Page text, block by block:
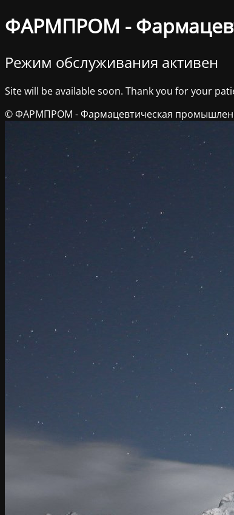
ФАРМПРОМ -
Режим обслуживания активен
Site will be available soon. Thank you for your
© ФАРМПРОМ - Фармацевтическая